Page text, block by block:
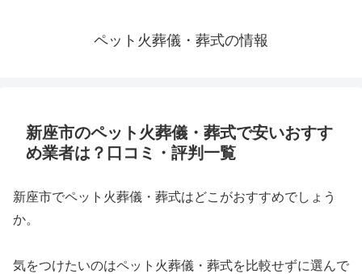
ペット火葬儀・葬式の情報
新座市のペット火葬儀・葬式で安いおすす
め業者は？口コミ・評判一覧
新座市でペット火葬儀・葬式はどこがおすすめでしょう
か。
気をつけたいのはペット火葬儀・葬式を比較せずに選んで